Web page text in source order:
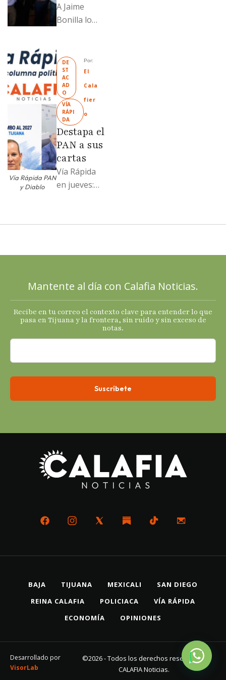
A Jaime
Bonilla lo
Mexicali;
Llamadme
Ruffo
“Mandela”;
Evangelina
Moreno no
soportó; Los
…
Vía Rápida PAN
y Diablo
DE
ST
AC
AD
O
VÍA
RÁPI
DA
Por:
El
Cala
fier
o
Destapa el
PAN a sus
cartas
Vía Rápida
en jueves:
cartas; El
Mantente al día con Calafia Noticias.
Recibe en tu correo el contexto clave para entender lo que
pasa en Tijuana y la frontera, sin ruido y sin exceso de
notas.
BAJA TIJUANA MEXICALI
SAN DIEGO
REINA CALAFIA
POLICIACA
VÍA RÁPIDA
ECONOMÍA
OPINIONES
Desarrollado por
VisorLab
©2026 - Todos los derechos reservados
CALAFIA Noticias.